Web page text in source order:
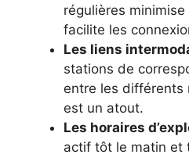
régulières
facilite les
Les liens
stations de
entre les
est un atout.
Les horaires
actif tôt le matin et